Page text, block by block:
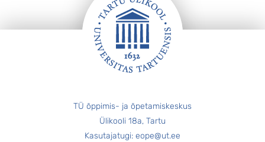
TÜ õppimis- ja õpetamiskeskus
Ülikooli 18a, Tartu
Kasutajatugi: eope@ut.ee